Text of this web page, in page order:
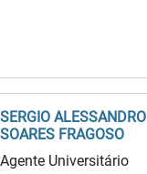
SERGIO ALESSANDRO
SOARES FRAGOSO
Agente Universitário